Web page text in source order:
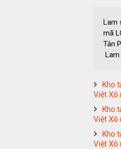
Lam
mã
Tân
Lam
Kho
Việt Xô
Kho
Việt Xô
Kho
Việt Xô